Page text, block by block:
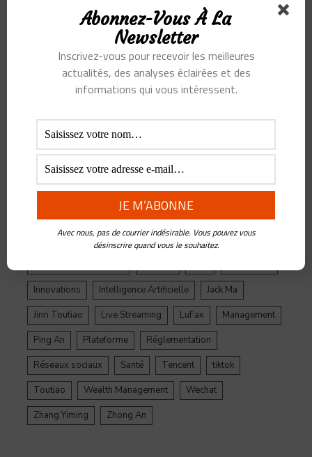
Alibaba Alihealth Alipay
Asie
Assurance Banque
ByteDance
Chine credit crypto
Crypto Yuan
Ecosystème
Epargne
Facebook
Fintech
Innovations
Intelligence Artificielle
Jack Ma
Jinri Toutiao
Live Streaming LuFax
Management
Ping An
Plateforme
Réglementation
Réseaux sociaux
Santé Tencent
tiktok
Toutiao
Wealth Management
Wechat
Zhang Yiming
Zhong An
Abonnez-Vous À La
Newsletter
Inscrivez-vous pour recevoir les meilleures
actualités, des analyses éclairées et des
informations qui vous intéressent.
Avec nous, pas de courrier indésirable. Vous pouvez vous
désinscrire quand vous le souhaitez.